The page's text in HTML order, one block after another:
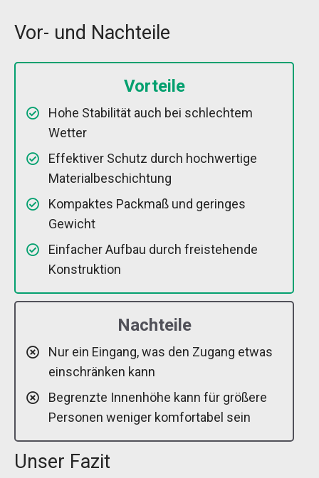
Vor- und Nachteile
Vorteile
Hohe Stabilität auch bei schlechtem
Wetter
Effektiver Schutz durch hochwertige
Materialbeschichtung
Kompaktes Packmaß und geringes
Gewicht
Einfacher Aufbau durch freistehende
Konstruktion
Nachteile
Nur ein Eingang, was den Zugang etwas
einschränken kann
Begrenzte Innenhöhe kann für größere
Personen weniger komfortabel sein
Unser Fazit